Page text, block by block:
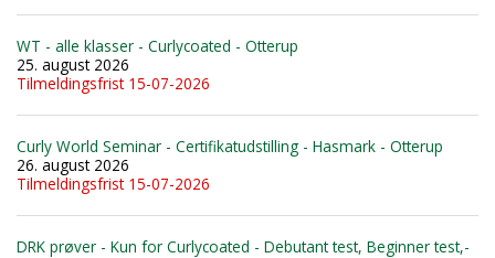
WT - alle klasser - Curlycoated - Otterup
25. august 2026
Tilmeldingsfrist 15-07-2026
Curly World Seminar - Certifikatudstilling - Hasmark - Otterup
26. august 2026
Tilmeldingsfrist 15-07-2026
DRK prøver - Kun for Curlycoated - Debutant test, Beginner test,-